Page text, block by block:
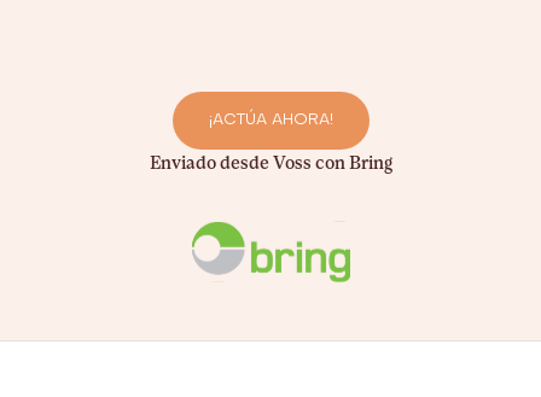
¡ACTÚA AHORA!
Enviado desde Voss con Bring